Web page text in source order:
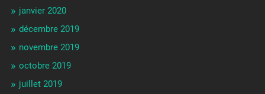
janvier 2020
décembre 2019
novembre 2019
octobre 2019
juillet 2019